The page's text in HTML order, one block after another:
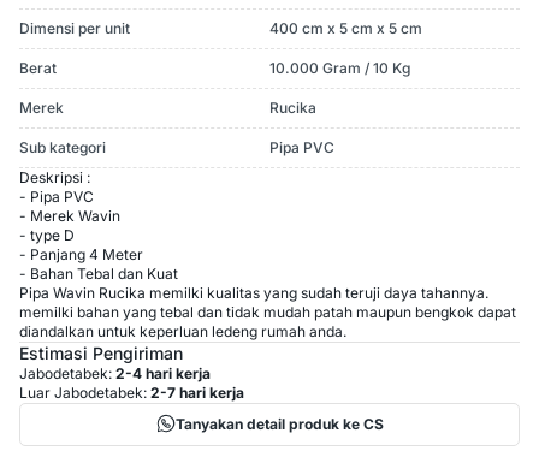
Dimensi per unit 400 cm x 5 cm x 5 cm
Berat 10.000 Gram / 10 Kg
Merek Rucika
Sub kategori
Pipa PVC
Deskripsi :
- Pipa PVC
- Merek Wavin
- type D
- Panjang 4 Meter
- Bahan Tebal dan Kuat
Pipa Wavin Rucika memilki kualitas yang sudah teruji daya tahannya.
memilki bahan yang tebal dan tidak mudah patah maupun bengkok dapat
diandalkan untuk keperluan ledeng rumah anda.
Estimasi Pengiriman
Jabodetabek: 2-4 hari kerja
Luar Jabodetabek: 2-7 hari kerja
Tanyakan detail produk ke CS